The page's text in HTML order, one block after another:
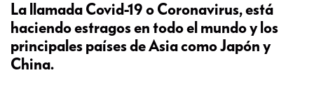
La llamada Covid-19 o Coronavirus, está
haciendo estragos en todo el mundo y los
principales países de Asia como Japón y
China.